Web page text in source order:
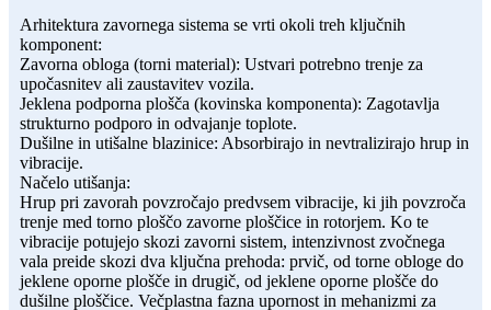
Arhitektura zavornega sistema se vrti okoli treh ključnih
komponent:
Zavorna obloga (torni material): Ustvari potrebno trenje za
upočasnitev ali zaustavitev vozila.
Jeklena podporna plošča (kovinska komponenta): Zagotavlja
strukturno podporo in odvajanje toplote.
Dušilne in utišalne blazinice: Absorbirajo in nevtralizirajo hrup in
vibracije.
Načelo utišanja:
Hrup pri zavorah povzročajo predvsem vibracije, ki jih povzroča
trenje med torno ploščo zavorne ploščice in rotorjem. Ko te
vibracije potujejo skozi zavorni sistem, intenzivnost zvočnega
vala preide skozi dva ključna prehoda: prvič, od torne obloge do
jeklene oporne plošče in drugič, od jeklene oporne plošče do
dušilne ploščice. Večplastna fazna upornost in mehanizmi za